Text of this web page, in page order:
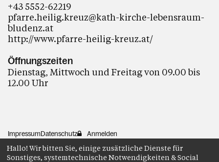
+43 5552-62219
pfarre.heilig.kreuz@kath-kirche-lebensraum-
bludenz.at
http://www.pfarre-heilig-kreuz.at/
Öffnungszeiten
Dienstag, Mittwoch und Freitag von 09.00 bis
12.00 Uhr
ImpressumDatenschutz Anmelden
Hallo! Wir bitten Sie, einige zusätzliche Dienste für
Sonstiges, systemtechnische Notwendigkeiten & Social